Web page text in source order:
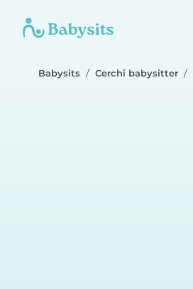
Babysits Cerchi babysitter